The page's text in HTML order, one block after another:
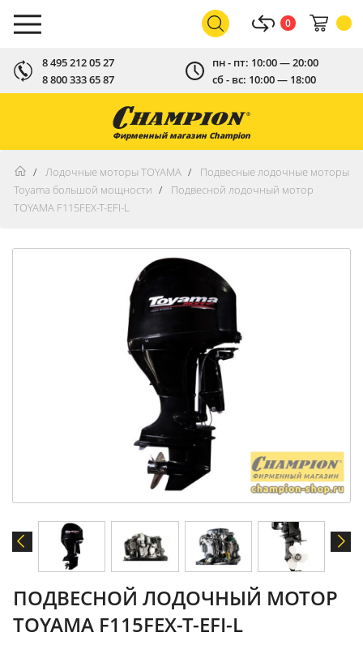
8 495 212 05 27
8 800 333 65 87
пн - пт: 10:00 — 20:00
сб - вс: 10:00 — 18:00
0
Фирменный магазин Champion
Лодочные моторы TOYAMA
Подвесные лодочные моторы
Toyama большой мощности
Подвесной лодочный мотор
TOYAMA F115FEX-T-EFI-L
ПОДВЕСНОЙ ЛОДОЧНЫЙ МОТОР
TOYAMA F115FEX-T-EFI-L